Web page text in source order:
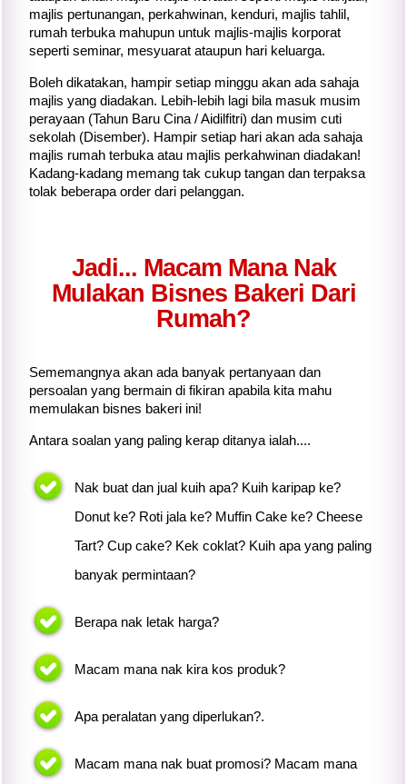
majlis pertunangan, perkahwinan, kenduri, majlis tahlil,
rumah terbuka mahupun untuk majlis-majlis korporat
seperti seminar, mesyuarat ataupun hari keluarga.
Boleh dikatakan, hampir setiap minggu akan ada sahaja
majlis yang diadakan. Lebih-lebih lagi bila masuk musim
perayaan (Tahun Baru Cina / Aidilfitri) dan musim cuti
sekolah (Disember). Hampir setiap hari akan ada sahaja
majlis rumah terbuka atau majlis perkahwinan diadakan!
Kadang-kadang memang tak cukup tangan dan terpaksa
tolak beberapa order dari pelanggan.
Jadi... Macam Mana Nak
Mulakan Bisnes Bakeri Dari
Rumah?
Sememangnya akan ada banyak pertanyaan dan
persoalan yang bermain di fikiran apabila kita mahu
memulakan bisnes bakeri ini!
Antara soalan yang paling kerap ditanya ialah....
Nak buat dan jual kuih apa? Kuih karipap ke?
Donut ke? Roti jala ke? Muffin Cake ke? Cheese
Tart? Cup cake? Kek coklat? Kuih apa yang paling
banyak permintaan?
Berapa nak letak harga?
Macam mana nak kira kos produk?
Apa peralatan yang diperlukan?.
Macam mana nak buat promosi? Macam mana